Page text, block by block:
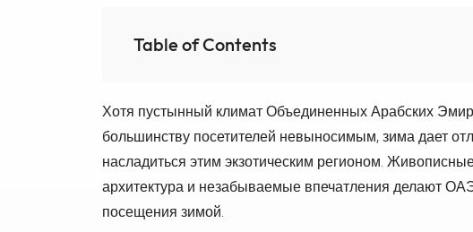
Table of Contents
Хотя пустынный климат Объединенных Арабских
большинству посетителей невыносимым, зима дает
насладиться этим экзотическим регионом.
архитектура и незабываемые впечатления делают
посещения зимой.